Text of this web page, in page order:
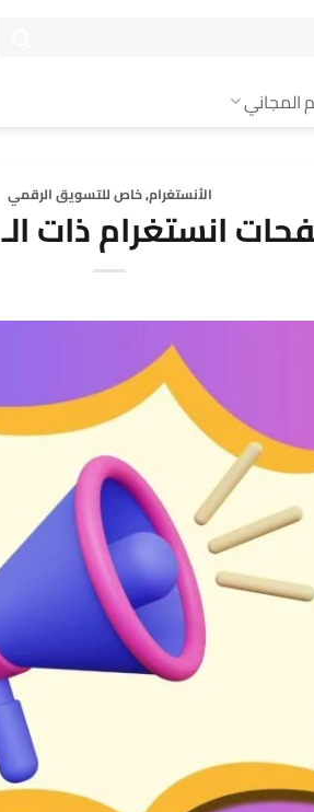
المجاني
الأنستغرام,خاص للتسويق الرقمي
ذات الـ 10 آلاف متابع: دليل شامل